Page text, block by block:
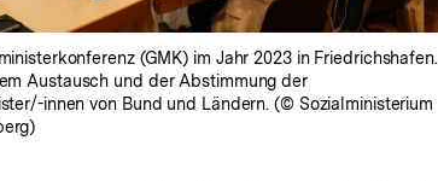
(GMK) im Jahr 2023 in Friedrichshafen.
Austausch und der Abstimmung der
innen von Bund und Ländern. (© Sozialministerium